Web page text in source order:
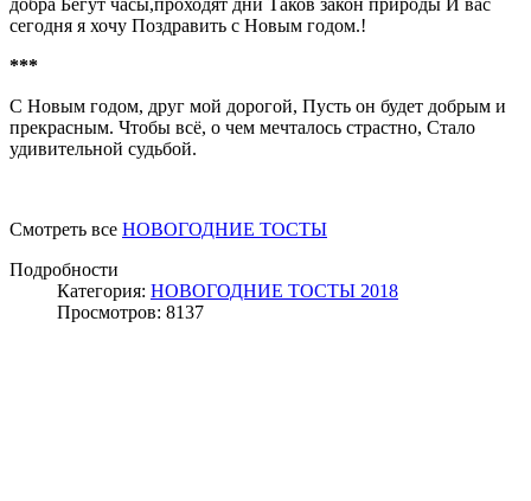
сегодня я хочу Поздравить с Hовым годом.!
***
С Hовым годом, друг мой дорогой, Пусть он будет добрым и
прекрасным. Чтобы всё, о чем мечталось страстно, Стало
удивительной судьбой.
Смотреть все НОВОГОДНИЕ ТОСТЫ
Подробности
Категория: НОВОГОДНИЕ ТОСТЫ 2018
Просмотров: 8137